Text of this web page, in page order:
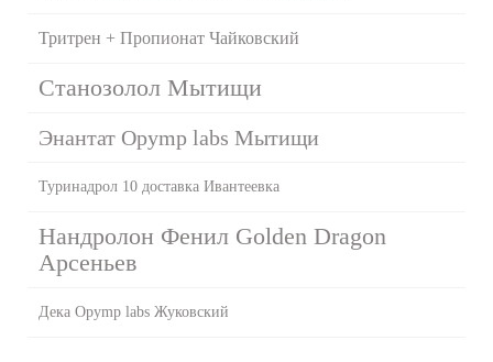
Тритрен + Пропионат Чайковский
Станозолол Мытищи
Энантат Opymp labs Мытищи
Туринадрол 10 доставка Ивантеевка
Нандролон Фенил Golden Dragon
Арсеньев
Дека Opymp labs Жуковский